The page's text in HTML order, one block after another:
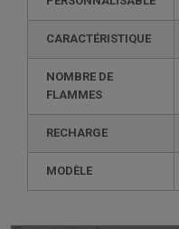
CARACTÉRISTIQUE
NOMBRE DE
FLAMMES
RECHARGE
MODÈLE